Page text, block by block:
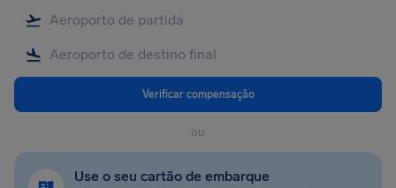
Verificar compensação
ou
Use o seu cartão de embarque